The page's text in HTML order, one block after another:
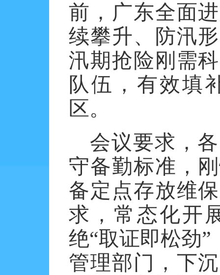
前，广东全面
续攀升、防汛
汛期抢险刚需
队伍，有效填
区。
会议要求，
守备勤标准，
备定点存放维
求，常态化开
绝“取证即松劲
管理部门，下